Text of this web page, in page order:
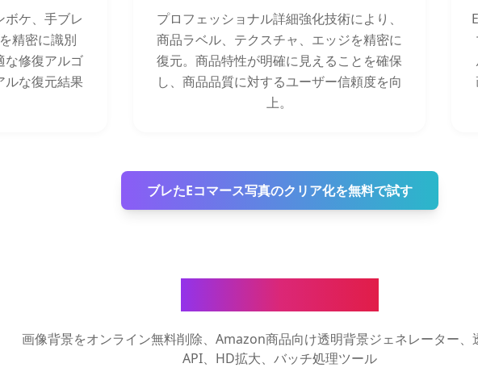
ケ、手ブレ
精密に識別
な修復アルゴ
ルな復元結果
プロフェッショナル詳細強化技術により、
商品ラベル、テクスチャ、エッジを精密に
復元。商品特性が明確に見えることを確保
し、商品品質に対するユーザー信頼度を向
上。
ブレたEコマース写真のクリア化を無料で試す
画像背景をオンライン無料削除、Amazon商品向け透明背景ジェネレーター、
API、HD拡大、バッチ処理ツール